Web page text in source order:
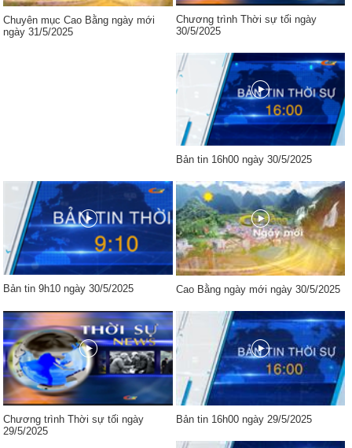
Chuyên mục Cao Bằng ngày mới
ngày 31/5/2025
Chương trình Thời sự tối ngày
30/5/2025
Bản tin 16h00 ngày 30/5/2025
Bản tin 9h10 ngày 30/5/2025 Cao Bằng ngày mới ngày 30/5/2025
Chương trình Thời sự tối ngày
29/5/2025
Bản tin 16h00 ngày 29/5/2025